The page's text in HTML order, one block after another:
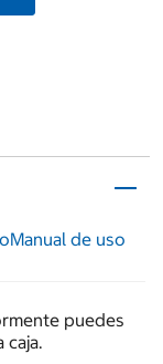
Manual de uso
puedes
caja.